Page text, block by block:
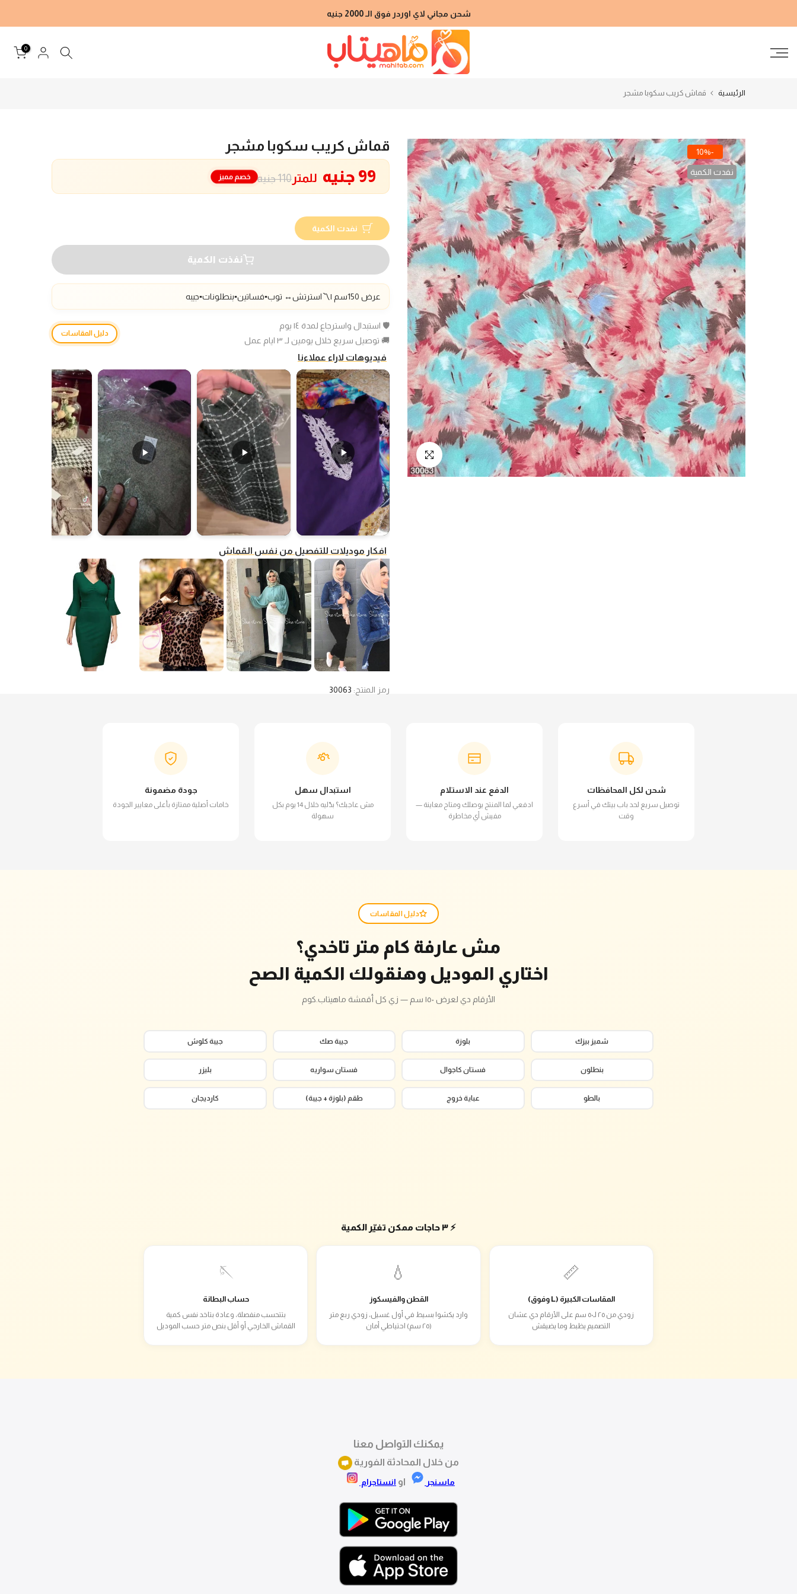
إلى
شحن مجاني لاي اوردر فوق الـ 2000 جنيه
0
الرئيسية قماش كريب سكوبا مشجر
-10%
نفدت الكمية
انقر للتكبير
قماش كريب سكوبا مشجر
110 جنيه 99 جنيه للمتر خصم مميز
نفدت الكمية
نفذت الكمية
عرض 150سم |〽️استرتش ↔️ توب▪️فساتين▪️بنطلونات▪️جيبه
🛡️ استبدال واسترجاع لمدة ١٤ يوم
🚚 توصيل سريع خلال يومين لـ ٣ ايام عمل
دليل المقاسات
فيديوهات لاراء عملاءنا
افكار موديلات للتفصيل من نفس القماش
رمز المنتج: 30063
شحن لكل المحافظات
توصيل سريع لحد باب بيتك في أسرع
وقت
الدفع عند الاستلام
ادفعي لما المنتج يوصلك ومتاح معاينة —
مفيش أي مخاطرة
استبدال سهل
مش عاجبك؟ بدّليه خلال 14 يوم بكل
سهولة
جودة مضمونة
خامات أصلية ممتازة بأعلى معايير الجودة
دليل المقاسات
مش عارفة كام متر تاخدي؟
اختاري الموديل وهنقولك الكمية الصح
الأرقام دي لعرض ١٥٠ سم — زي كل أقمشة ماهيتاب.كوم
شميز بيزك بلوزة جيبة صك جيبة كلوش
بنطلون فستان كاجوال فستان سواريه بليزر
بالطو عباية خروج طقم (بلوزة + جيبة) كارديجان
⚡ ٣ حاجات ممكن تغيّر الكمية
📏
المقاسات الكبيرة (L وفوق)
زودي من ٢٥ لـ٥٠ سم على الأرقام دي عشان
التصميم يظبط وما يضيقش
💧
القطن والفيسكوز
وارد يكشوا بسيط في أول غسيل، زودي ربع متر
(٢٥ سم) احتياطي أمان
🪡
حساب البطانة
بتتحسب منفصلة، وعادة بتاخد نفس كمية
القماش الخارجي أو أقل بنص متر حسب الموديل
يمكنك التواصل معنا
من خلال المحادثة الفورية
ماسنجر او انستاجرام